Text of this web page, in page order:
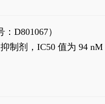
D801067）
制剂，IC50 值为 94